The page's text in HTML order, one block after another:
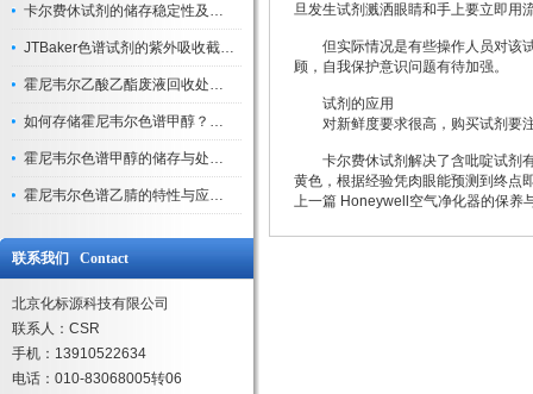
卡尔费休试剂的储存稳定性及开封后有效期验证
JTBaker色谱试剂的紫外吸收截止波长与背景干扰
霍尼韦尔乙酸乙酯废液回收处理方法与环保处置建议
如何存储霍尼韦尔色谱甲醇？避光、密封、远离火源
霍尼韦尔色谱甲醇的储存与处理注意事项
霍尼韦尔色谱乙腈的特性与应用领域解析
联系我们 Contact
北京化标源科技有限公司
联系人：CSR
手机：13910522634
电话：010-83068005转06
旦发生试剂溅洒眼睛和手上要立即用
但实际情况是有些操作人员对该试
顾，自我保护意识问题有待加强。
试剂的应用
对新鲜度要求很高，购买试剂要注
卡尔费休试剂解决了含吡啶试剂有
黄色，根据经验凭肉眼能预测到终点
上一篇 Honeywell空气净化器的保养